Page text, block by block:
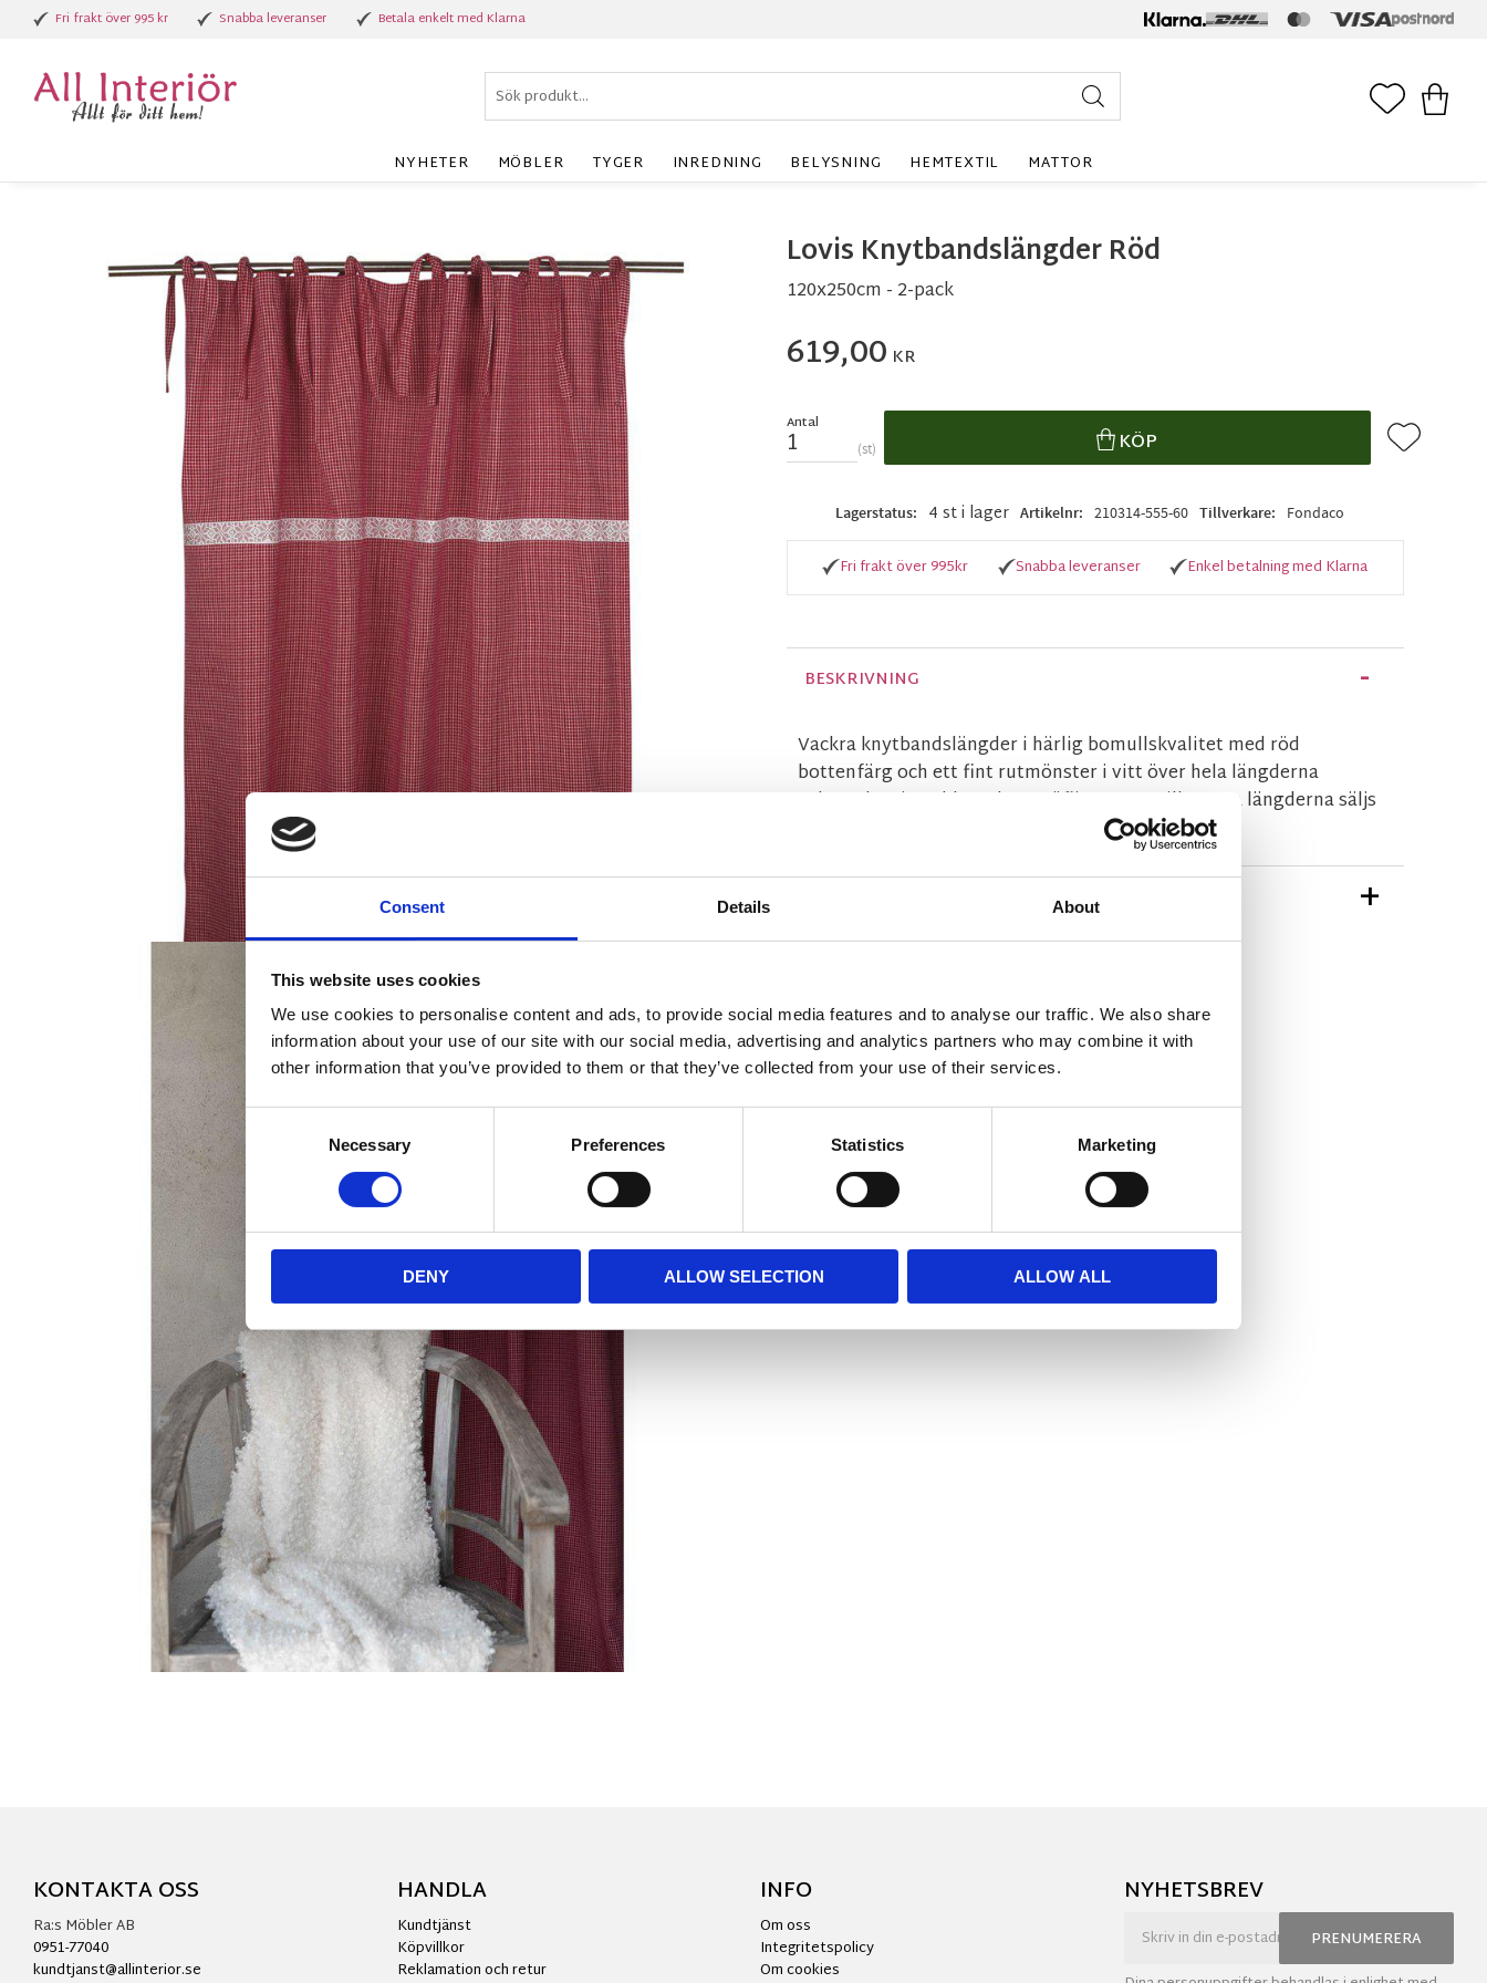
Consent Details About
This website uses cookies
We use cookies to personalise content and ads, to provide social media features and to analyse our traffic. We also share
information about your use of our site with our social media, advertising and analytics partners who may combine it with
other information that you’ve provided to them or that they’ve collected from your use of their services.
Necessary Preferences Statistics Marketing
DENY ALLOW SELECTION ALLOW ALL
Fri frakt över 995 kr Snabba leveranser Betala enkelt med Klarna
NYHETER MÖBLER TYGER INREDNING BELYSNING HEMTEXTIL MATTOR
Lovis Knytbandslängder Röd
120x250cm - 2-pack
619,00 KR
Antal
st KÖP Lägg till i
Lagerstatus 4 st i lager Artikelnr 210314-555-60 Tillverkare Fondaco
Fri frakt över 995kr Snabba leveranser Enkel betalning med Klarna
BESKRIVNING
Vackra knytbandslängder i härlig bomullskvalitet med röd
bottenfärg och ett fint rutmönster i vitt över hela längderna
och med en insydd rand av snöflingor upptill. Dessa längderna säljs
KONTAKTA OSS
Ra:s Möbler AB
0951-77040
kundtjanst@allinterior.se
HANDLA
Kundtjänst
Köpvillkor
Reklamation och retur
INFO
Om oss
Integritetspolicy
Om cookies
NYHETSBREV
PRENUMERERA